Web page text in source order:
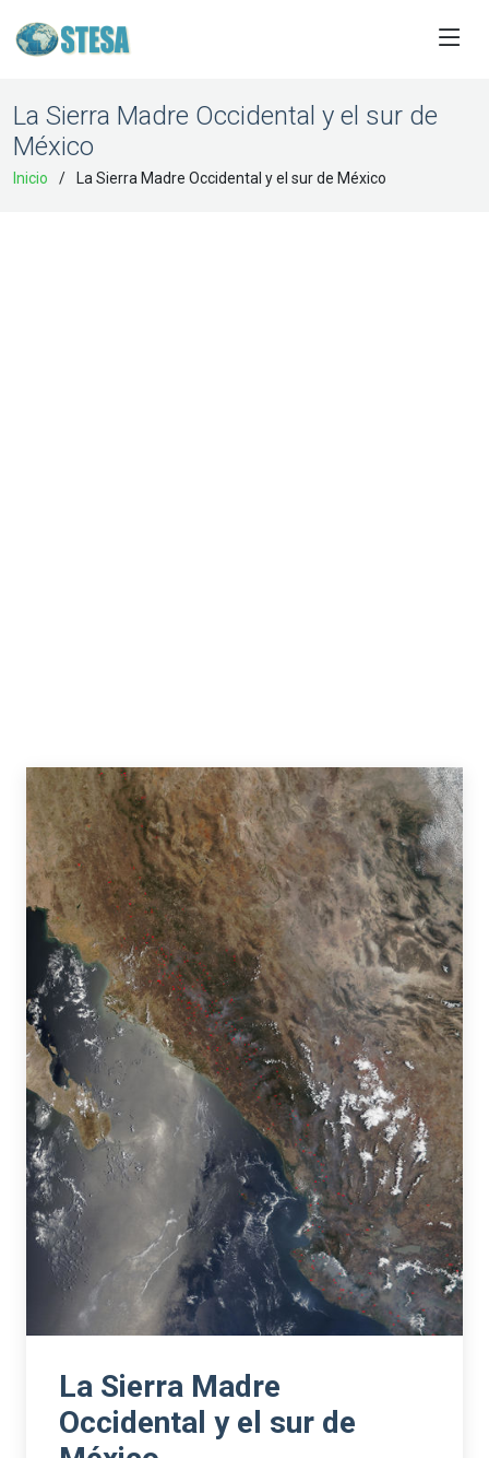
La Sierra Madre Occidental y el sur de
México
Inicio La Sierra Madre Occidental y el sur de México
La Sierra Madre
Occidental y el sur de